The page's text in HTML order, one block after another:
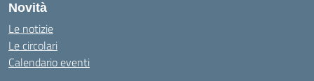
Novità
Le notizie
Le circolari
Calendario eventi